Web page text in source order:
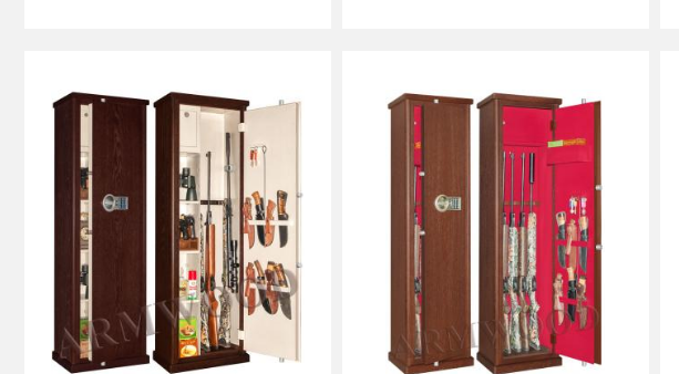
Гарантия: 5 лет
Производитель: ArmWood
Гарантия: 5 лет
Производитель: ArmWood